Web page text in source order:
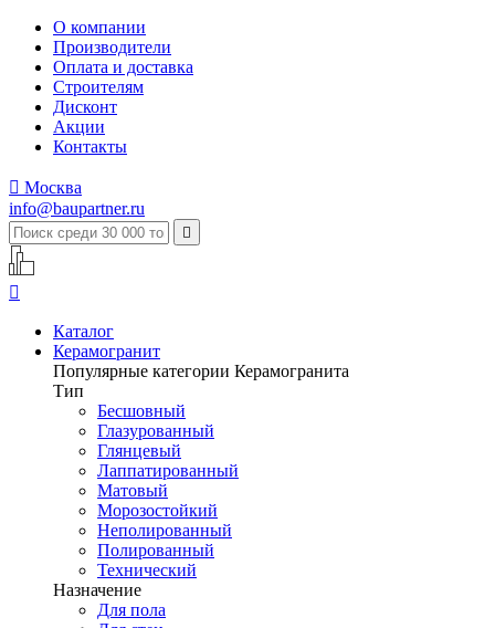
О компании
Производители
Оплата и доставка
Строителям
Дисконт
Акции
Контакты
 Москва
info@baupartner.ru


Каталог
Керамогранит
Популярные категории Керамогранита
Тип
Бесшовный
Глазурованный
Глянцевый
Лаппатированный
Матовый
Морозостойкий
Неполированный
Полированный
Технический
Назначение
Для пола